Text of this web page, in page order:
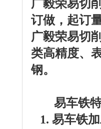
广毅荣易切
订做，起订
广毅荣易切
类高精度、
钢。
易车铁
1. 易车铁